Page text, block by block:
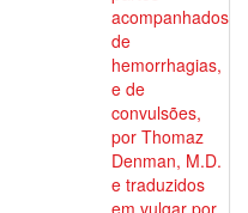
acompanhados
de
hemorrhagias,
e de
convulsões,
por Thomaz
Denman, M.D.
e traduzidos
em vulgar por